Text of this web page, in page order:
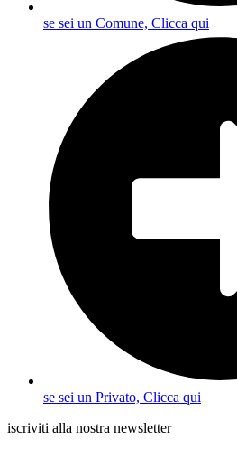
se sei un Comune, Clicca qui
se sei un Privato, Clicca qui
iscriviti alla nostra newsletter